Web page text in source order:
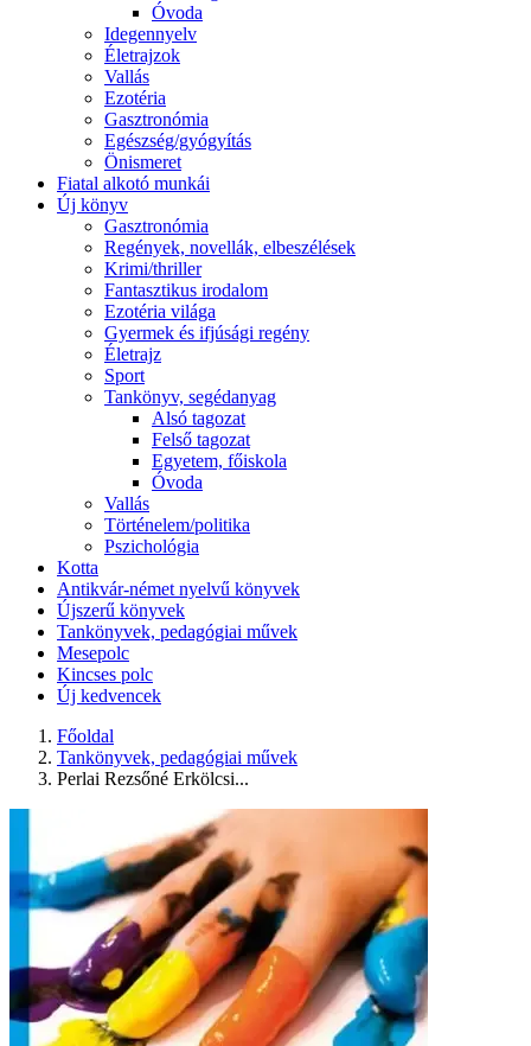
Óvoda
Idegennyelv
Életrajzok
Vallás
Ezotéria
Gasztronómia
Egészség/gyógyítás
Önismeret
Fiatal alkotó munkái
Új könyv
Gasztronómia
Regények, novellák, elbeszélések
Krimi/thriller
Fantasztikus irodalom
Ezotéria világa
Gyermek és ifjúsági regény
Életrajz
Sport
Tankönyv, segédanyag
Alsó tagozat
Felső tagozat
Egyetem, főiskola
Óvoda
Vallás
Történelem/politika
Pszichológia
Kotta
Antikvár-német nyelvű könyvek
Újszerű könyvek
Tankönyvek, pedagógiai művek
Mesepolc
Kincses polc
Új kedvencek
Főoldal
Tankönyvek, pedagógiai művek
Perlai Rezsőné Erkölcsi...